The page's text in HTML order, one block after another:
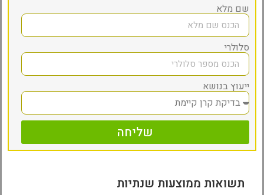
שם מלא
סלולרי
ייעוץ בנושא
שליחה
תשואות ממוצעות שנתיות